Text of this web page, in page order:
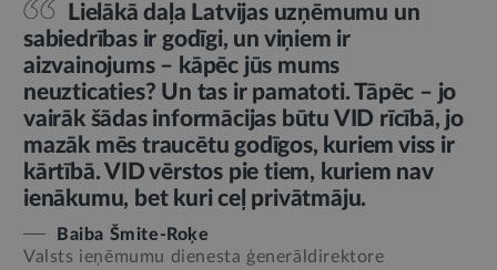
Lielākā daļa Latvijas uzņēmumu un
sabiedrības ir godīgi, un viņiem ir
aizvainojums – kāpēc jūs mums
neuzticaties? Un tas ir pamatoti. Tāpēc – jo
vairāk šādas informācijas būtu VID rīcībā, jo
mazāk mēs traucētu godīgos, kuriem viss ir
kārtībā. VID vērstos pie tiem, kuriem nav
ienākumu, bet kuri ceļ privātmāju.
Baiba Šmite-Roķe
Valsts ieņēmumu dienesta ģenerāldirektore